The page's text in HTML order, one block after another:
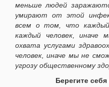
меньше людей
умирают от этой
всем о том, что
каждый человек, иначе
охвата услугами
человек, иначе мы не
угрозу общественному
Берегите